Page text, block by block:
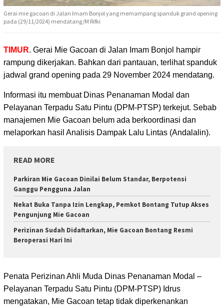
Gerai mie gacoan di Jalan Imam Bonjol yang memampang spanduk grand opening
pada (29/11/2024) mendatang/M Rifki
TIMUR. Gerai Mie Gacoan di Jalan Imam Bonjol hampir
rampung dikerjakan. Bahkan dari pantauan, terlihat spanduk
jadwal grand opening pada 29 November 2024 mendatang.
Informasi itu membuat Dinas Penanaman Modal dan
Pelayanan Terpadu Satu Pintu (DPM-PTSP) terkejut. Sebab
manajemen Mie Gacoan belum ada berkoordinasi dan
melaporkan hasil Analisis Dampak Lalu Lintas (Andalalin).
READ MORE
Parkiran Mie Gacoan Dinilai Belum Standar, Berpotensi
Ganggu Pengguna Jalan
Nekat Buka Tanpa Izin Lengkap, Pemkot Bontang Tutup Akses
Pengunjung Mie Gacoan
Perizinan Sudah Didaftarkan, Mie Gacoan Bontang Resmi
Beroperasi Hari Ini
Penata Perizinan Ahli Muda Dinas Penanaman Modal –
Pelayanan Terpadu Satu Pintu (DPM-PTSP) Idrus
mengatakan, Mie Gacoan tetap tidak diperkenankan